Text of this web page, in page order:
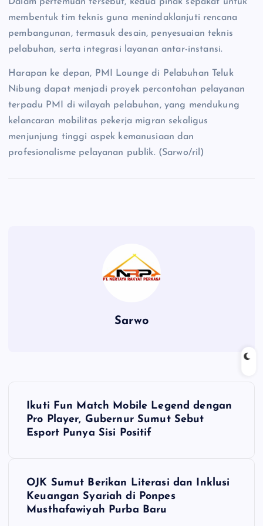
membentuk tim teknis guna menindaklanjuti rencana
pembangunan, termasuk desain, penyesuaian teknis
pelabuhan, serta integrasi layanan antar-instansi.
Harapan ke depan, PMI Lounge di Pelabuhan Teluk
Nibung dapat menjadi proyek percontohan pelayanan
terpadu PMI di wilayah pelabuhan, yang mendukung
kelancaran mobilitas pekerja migran sekaligus
menjunjung tinggi aspek kemanusiaan dan
profesionalisme pelayanan publik. (Sarwo/ril)
Sarwo
Ikuti Fun Match Mobile Legend dengan
Pro Player, Gubernur Sumut Sebut
Esport Punya Sisi Positif
OJK Sumut Berikan Literasi dan Inklusi
Keuangan Syariah di Ponpes
Musthafawiyah Purba Baru